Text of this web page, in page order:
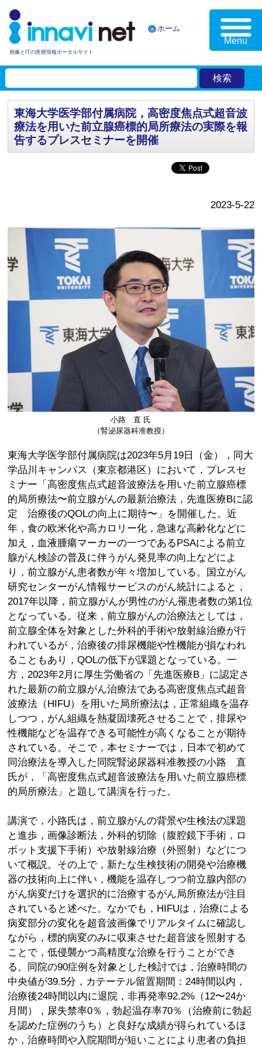
画像とITの医療情報ポータルサイト
ホーム
Menu
東海大学医学部付属病院，高密度焦点式超音波
療法を用いた前立腺癌標的局所療法の実際を報
告するプレスセミナーを開催
2023-5-22
小路 直 氏
（腎泌尿器科准教授）
東海大学医学部付属病院は2023年5月19日（金），同大
学品川キャンパス（東京都港区）において，プレスセ
ミナー「高密度焦点式超音波療法を用いた前立腺癌標
的局所療法〜前立腺がんの最新治療法，先進医療Bに認
定 治療後のQOLの向上に期待〜」を開催した。近
年，食の欧米化や高カロリー化，急速な高齢化などに
加え，血液腫瘍マーカーの一つであるPSAによる前立
腺がん検診の普及に伴うがん発見率の向上などによ
り，前立腺がん患者数が年々増加している。国立がん
研究センターがん情報サービスのがん統計によると，
2017年以降，前立腺がんが男性のがん罹患者数の第1位
となっている。従来，前立腺がんの治療法としては，
前立腺全体を対象とした外科的手術や放射線治療が行
われているが，治療後の排尿機能や性機能が損なわれ
ることもあり，QOLの低下が課題となっている。一
方，2023年2月に厚生労働省の「先進医療B」に認定さ
れた最新の前立腺がん治療法である高密度焦点式超音
波療法（HIFU）を用いた局所療法は，正常組織を温存
しつつ，がん組織を熱凝固壊死させることで，排尿や
性機能などを温存できる可能性が高くなることが期待
されている。そこで，本セミナーでは，日本で初めて
同治療法を導入した同院腎泌尿器科准教授の小路 直
氏が，「高密度焦点式超音波療法を用いた前立腺癌標
的局所療法」と題して講演を行った。
講演で，小路氏は，前立腺がんの背景や生検法の課題
と進歩，画像診断法，外科的切除（腹腔鏡下手術，ロ
ボット支援下手術）や放射線治療（外照射）などにつ
いて概説。その上で，新たな生検技術の開発や治療機
器の技術向上に伴い，機能を温存しつつ前立腺内部の
がん病変だけを選択的に治療するがん局所療法が注目
されていると述べた。なかでも，HIFUは，治療による
病変部分の変化を超音波画像でリアルタイムに確認し
ながら，標的病変のみに収束させた超音波を照射する
ことで，低侵襲かつ高精度な治療を行うことができ
る。同院の90症例を対象とした検討では，治療時間の
中央値が39.5分，カテーテル留置期間：24時間以内，
治療後24時間以内に退院，非再発率92.2%（12〜24か
月間），尿失禁率0％，勃起温存率70％（治療前に勃起
を認めた症例のうち）と良好な成績が得られているほ
か，治療時間や入院期間が短いことにより患者の負担